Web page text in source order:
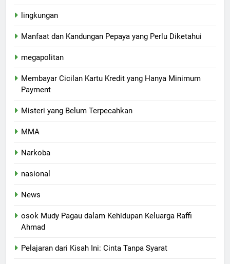
lingkungan
Manfaat dan Kandungan Pepaya yang Perlu Diketahui
megapolitan
Membayar Cicilan Kartu Kredit yang Hanya Minimum
Payment
Misteri yang Belum Terpecahkan
MMA
Narkoba
nasional
News
osok Mudy Pagau dalam Kehidupan Keluarga Raffi
Ahmad
Pelajaran dari Kisah Ini: Cinta Tanpa Syarat